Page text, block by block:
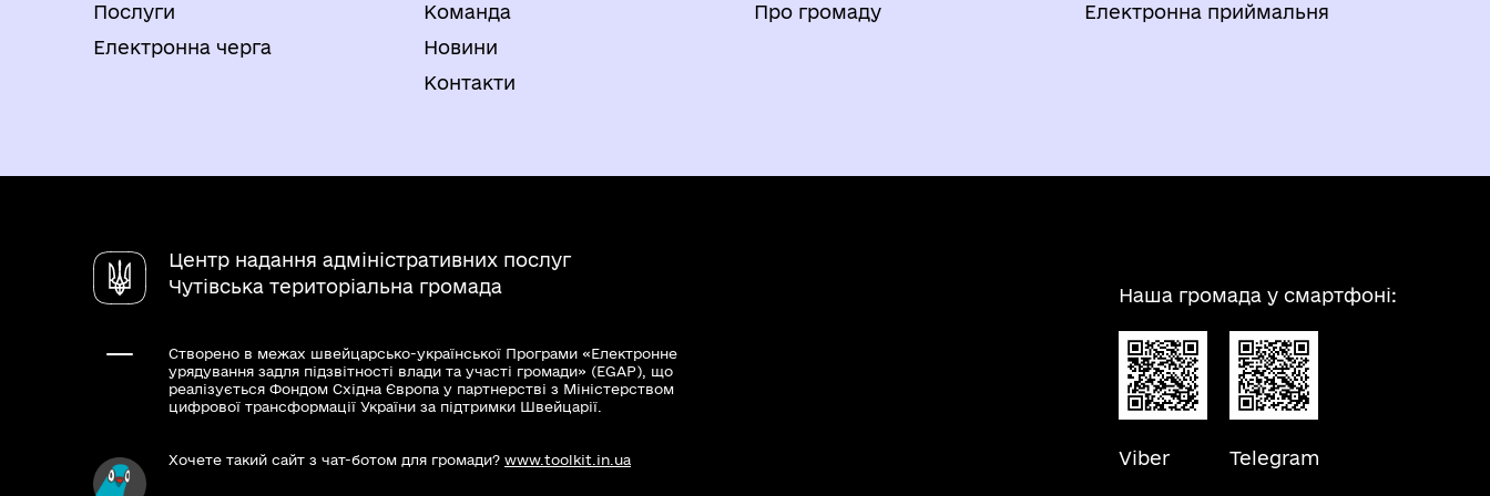
Послуги
Електронна черга
Команда
Новини
Контакти
Про громаду Електронна приймальня
Центр надання адміністративних послуг
Чутівська територіальна громада
Створено в межах швейцарсько-української Програми «Електронне
урядування задля підзвітності влади та участі громади» (EGAP), що
реалізується Фондом Східна Європа у партнерстві з Міністерством
цифрової трансформації України за підтримки Швейцарії.
Хочете такий сайт з чат-ботом для громади? www.toolkit.in.ua
Наша громада у смартфоні:
Viber Telegram